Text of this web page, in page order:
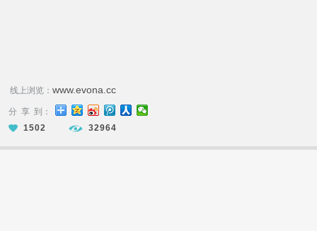
线上浏览： www.evona.cc
分 享 到：
1502
32964